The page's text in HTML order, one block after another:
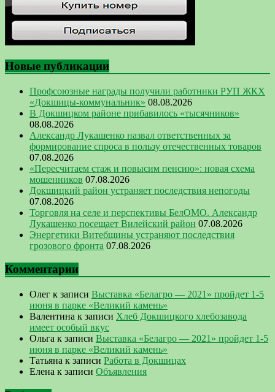
Новые публикации
Профсоюзные награды получили работники РУП ЖКХ
«Докшицы-коммунальник» 08.08.2026
В Докшицком районе прибавилось «тысячников»
08.08.2026
Александр Лукашенко назвал ответственных за
формирование спроса в пользу отечественных товаров
07.08.2026
«Пересчитаем стаж и повысим пенсию»: новая схема
мошенников 07.08.2026
Докшицкий район устраняет последствия непогоды
07.08.2026
Торговля на селе и перспективы БелОМО. Александр
Лукашенко посещает Вилейский район 07.08.2026
Энергетики Витебщины устраняют последствия
грозового фронта 07.08.2026
Комментарии
Олег к записи Выставка «Белагро — 2021» пройдет 1-5
июня в парке «Великий камень»
Валентина к записи Хлеб Докшицкого хлебозавода
имеет особый вкус
Ольга к записи Выставка «Белагро — 2021» пройдет 1-5
июня в парке «Великий камень»
Татьяна к записи Работа в Докшицах
Елена к записи Объявления